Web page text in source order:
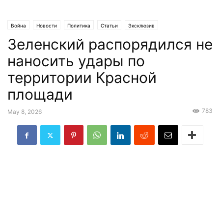
Война Новости Политика Статьи Эксклюзив
Зеленский распорядился не
наносить удары по
территории Красной
площади
May 8, 2026 783